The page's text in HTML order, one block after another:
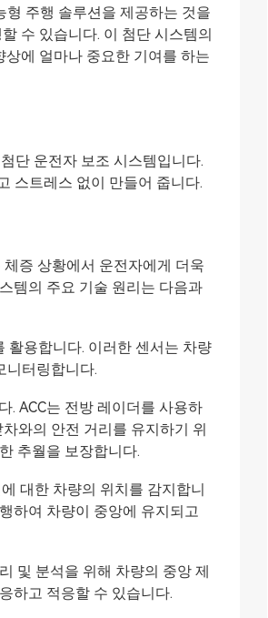
형 주행 솔루션을 제공하는 것을
수 있습니다. 이 첨단 시스템의
에 얼마나 중요한 기여를 하는
단 운전자 보조 시스템입니다.
스트레스 없이 만들어 줍니다.
증 상황에서 운전자에게 더욱
템의 주요 기술 원리는 다음과
활용합니다. 이러한 센서는 차량
니터링합니다.
. ACC는 전방 레이더를 사용하
와의 안전 거리를 유지하기 위
추월을 보장합니다.
대한 차량의 위치를 감지합니
하여 차량이 중앙에 유지되고
및 분석을 위해 차량의 중앙 제
하고 적응할 수 있습니다.